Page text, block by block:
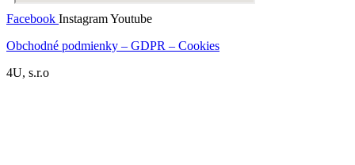
Facebook InstagramYoutube
Obchodné podmienky – GDPR – Cookies
4U, s.r.o